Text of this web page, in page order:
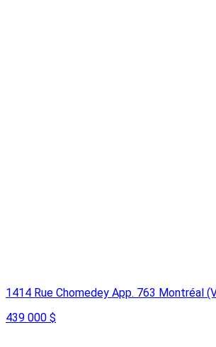
1414 Rue Chomedey App. 763 Montréal
439 000 $